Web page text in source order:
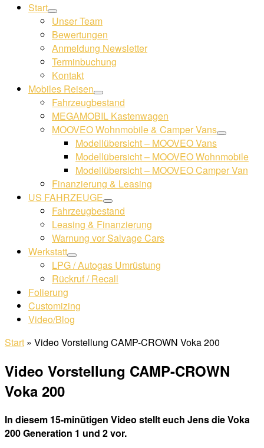
Start
Unser Team
Bewertungen
Anmeldung Newsletter
Terminbuchung
Kontakt
Mobiles Reisen
Fahrzeugbestand
MEGAMOBIL Kastenwagen
MOOVEO Wohnmobile & Camper Vans
Modellübersicht – MOOVEO Vans
Modellübersicht – MOOVEO Wohnmobile
Modellübersicht – MOOVEO Camper Van
Finanzierung & Leasing
US FAHRZEUGE
Fahrzeugbestand
Leasing & Finanzierung
Warnung vor Salvage Cars
Werkstatt
LPG / Autogas Umrüstung
Rückruf / Recall
Folierung
Customizing
Video/Blog
Start » Video Vorstellung CAMP-CROWN Voka 200
Video Vorstellung CAMP-CROWN
Voka 200
In diesem 15-minütigen Video stellt euch Jens die Voka
200 Generation 1 und 2 vor.